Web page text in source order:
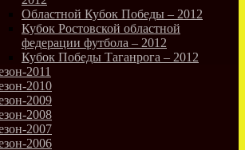
Областной Кубок Победы – 2012
Кубок Ростовской областной
федерации футбола – 2012
Кубок Победы Таганрога – 2012
2011
2010
2009
2008
2007
2006